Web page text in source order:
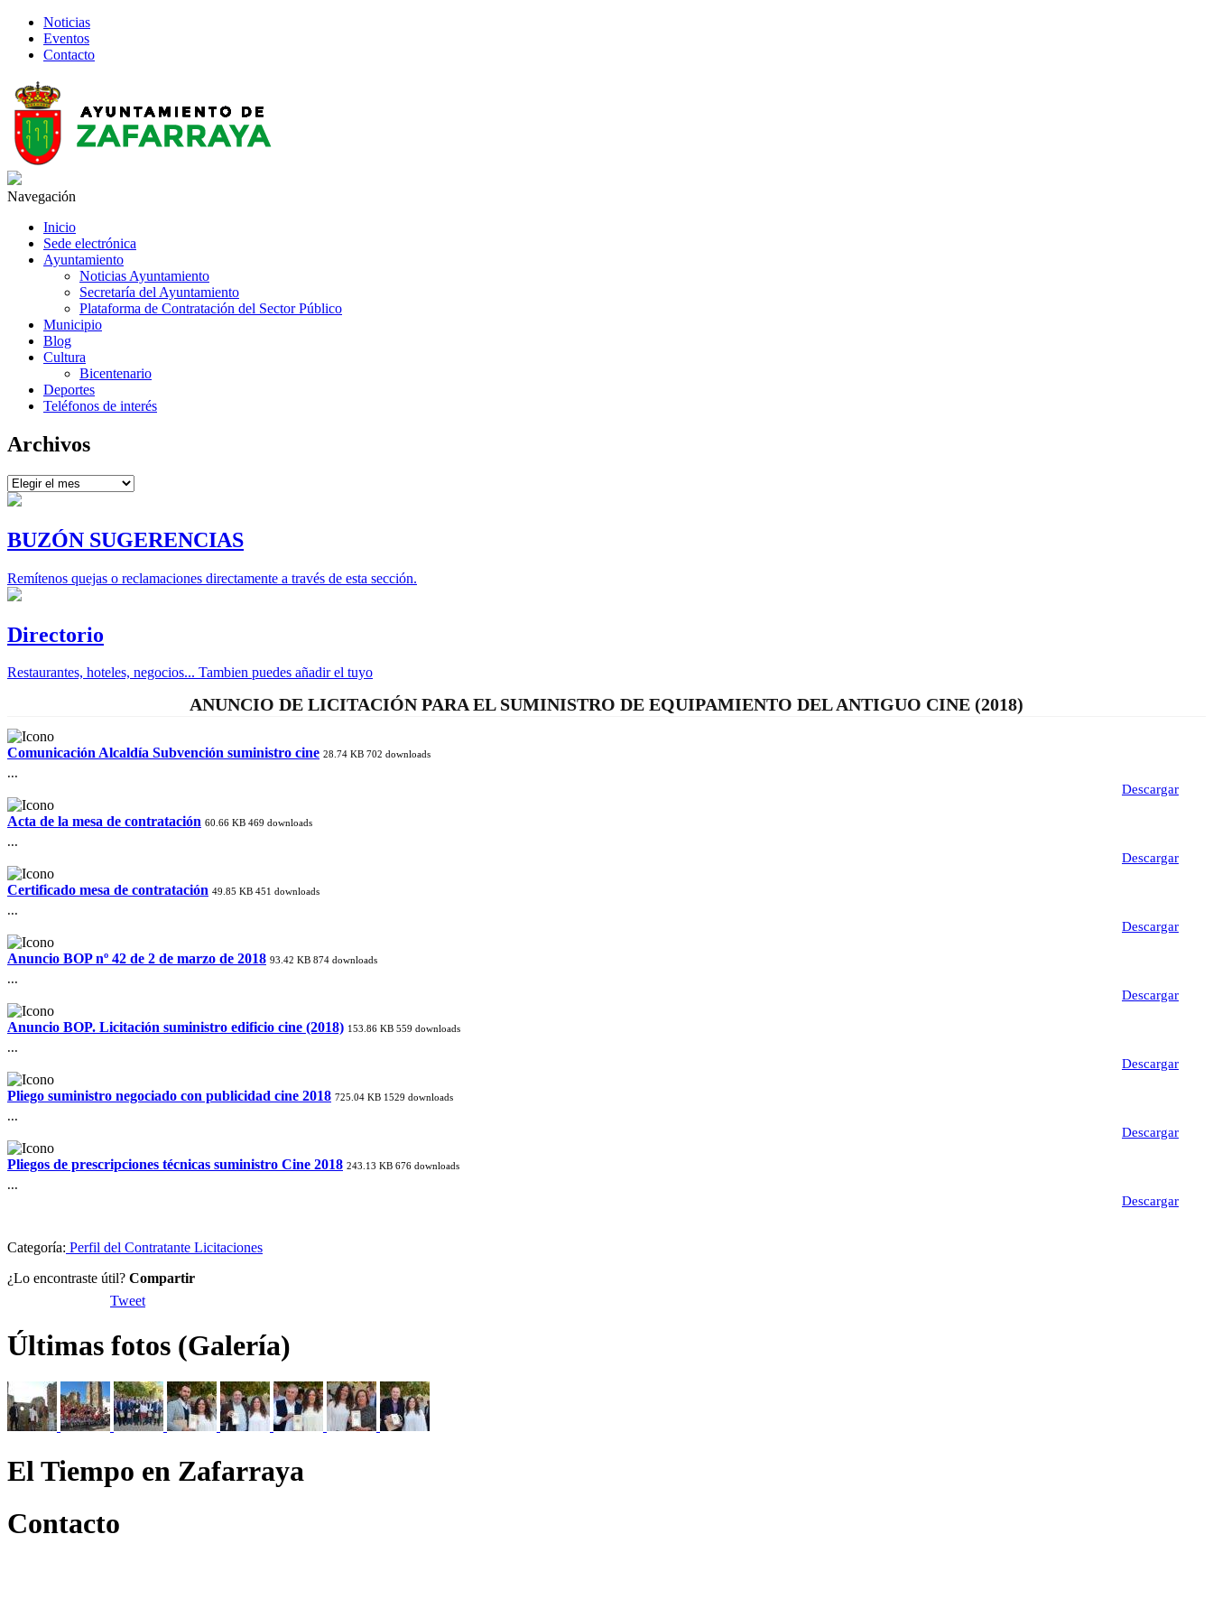
Noticias
Eventos
Contacto
Navegación
Inicio
Sede electrónica
Ayuntamiento
Noticias Ayuntamiento
Secretaría del Ayuntamiento
Plataforma de Contratación del Sector Público
Municipio
Blog
Cultura
Bicentenario
Deportes
Teléfonos de interés
Archivos
Archivos
BUZÓN SUGERENCIAS
Remítenos quejas o reclamaciones directamente a través de esta sección.
Directorio
Restaurantes, hoteles, negocios... Tambien puedes añadir el tuyo
ANUNCIO DE LICITACIÓN PARA EL SUMINISTRO DE EQUIPAMIENTO DEL ANTIGUO CINE (2018)
Comunicación Alcaldía Subvención suministro cine 28.74 KB 702 downloads
...
Descargar
Acta de la mesa de contratación 60.66 KB 469 downloads
...
Descargar
Certificado mesa de contratación 49.85 KB 451 downloads
...
Descargar
Anuncio BOP nº 42 de 2 de marzo de 2018 93.42 KB 874 downloads
...
Descargar
Anuncio BOP. Licitación suministro edificio cine (2018) 153.86 KB 559 downloads
...
Descargar
Pliego suministro negociado con publicidad cine 2018 725.04 KB 1529 downloads
...
Descargar
Pliegos de prescripciones técnicas suministro Cine 2018 243.13 KB 676 downloads
...
Descargar
Categoría: Perfil del Contratante Licitaciones
¿Lo encontraste útil? Compartir
Tweet
Últimas fotos (Galería)
El Tiempo en Zafarraya
Contacto